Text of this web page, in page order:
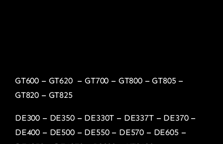
GT600 – GT620–GT700 – GT800–GT805–
GT820 – GT825
DE300 – DE350– DE330T – DE337T– DE370–
DE400 – DE500– DE550– DE570 – DE605–